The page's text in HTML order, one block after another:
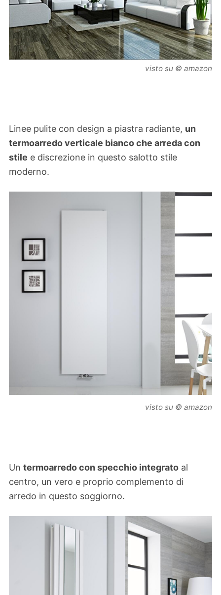
visto su © amazon
Linee pulite con design a piastra radiante, un
termoarredo verticale bianco che arreda con
stile e discrezione in questo salotto stile
moderno.
visto su © amazon
Un termoarredo con specchio integrato al
centro, un vero e proprio complemento di
arredo in questo soggiorno.